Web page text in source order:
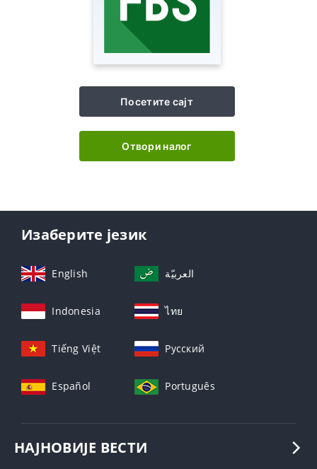
Посетите сајт
Отвори налог
Изаберите језик
English العربيّة
Indonesia ไทย
Tiếng Việt Русский
Español Português
НАЈНОВИЈЕ ВЕСТИ